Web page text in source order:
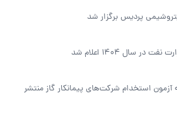
پردیس برگزار شد
سال 1404 اعلام شد
استخدام شرکت‌های پیمانکار گاز منتشر